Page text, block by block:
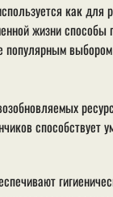
как для
жизни способы